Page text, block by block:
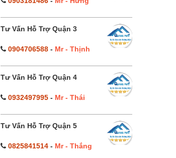
Tư Vấn Hỗ Trợ Quận 3
0904706588- Mr - Thịnh
Tư Vấn Hỗ Trợ Quận 4
0932497995- Mr - Thái
Tư Vấn Hỗ Trợ Quận 5
0825841514- Mr - Thắng